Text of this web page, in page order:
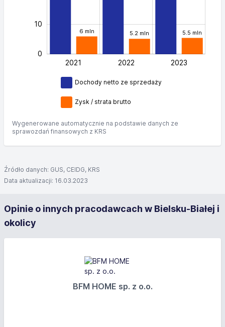
6 mln 5.2 mln 5.5 mln
0
10
L
2021 2022 2023
Dochody netto ze sprzedaży
Zysk / strata brutto
Wygenerowane automatycznie na podstawie danych ze
sprawozdań finansowych z KRS
Źródło danych: GUS, CEIDG, KRS
Data aktualizacji: 16.03.2023
Opinie o innych pracodawcach w Bielsku-Białej i
okolicy
BFM HOME sp. z o.o.